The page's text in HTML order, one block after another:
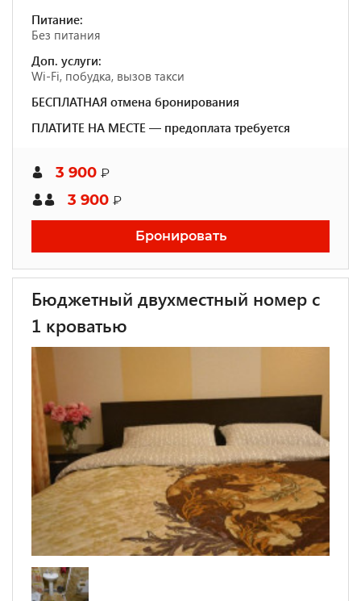
Питание:
Без питания
Доп. услуги:
Wi-Fi, побудка, вызов такси
БЕСПЛАТНАЯ отмена бронирования
ПЛАТИТЕ НА МЕСТЕ — предоплата требуется
3 900 ₽
3 900 ₽
Бронировать
Бюджетный двухместный номер с
1 кроватью